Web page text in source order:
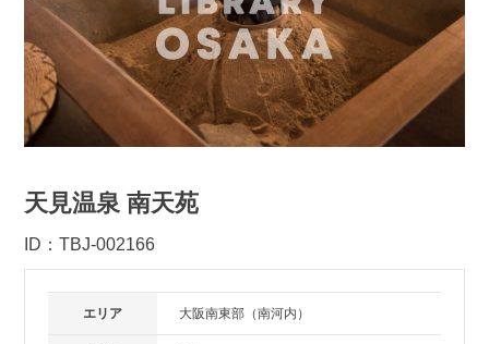
天見温泉 南天苑
ID：TBJ-002166
エリア 大阪南東部（南河内）